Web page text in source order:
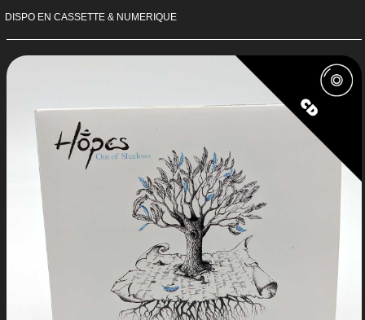
DISPO EN CASSETTE & NUMERIQUE